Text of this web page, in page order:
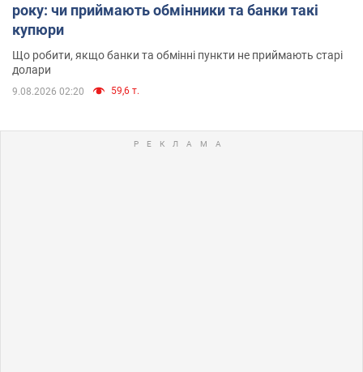
року: чи приймають обмінники та банки такі
купюри
Що робити, якщо банки та обмінні пункти не приймають старі
долари
9.08.2026 02:20 59,6 т.